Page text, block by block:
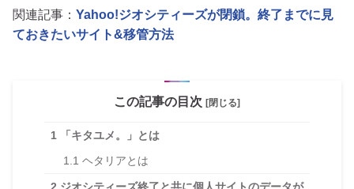
関連記事： Yahoo!ジオシティーズが閉鎖。終了までに見
ておきたいサイト&移管方法
この記事の目次 [閉じる]
1 「キタユメ。」とは
1.1 ヘタリアとは